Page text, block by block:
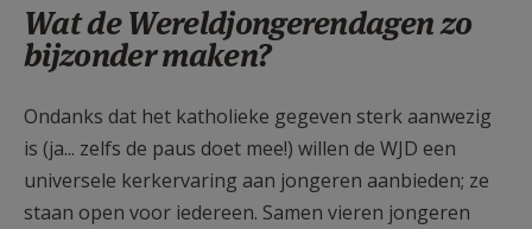
Wat de Wereldjongerendagen zo
bijzonder maken?
Ondanks dat het katholieke gegeven sterk aanwezig
is (ja... zelfs de paus doet mee!) willen de WJD een
universele kerkervaring aan jongeren aanbieden; ze
staan open voor iedereen. Samen vieren jongeren